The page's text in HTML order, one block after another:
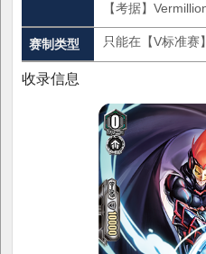
【考据】
赛制类型 只能在【V标准赛
收录信息